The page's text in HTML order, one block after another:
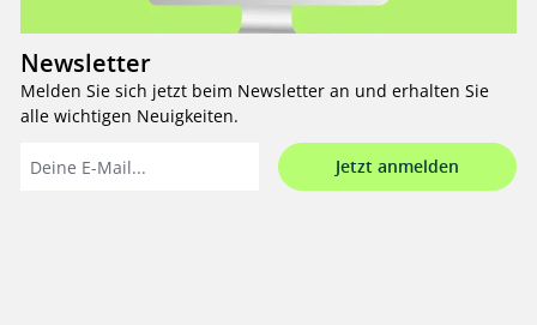
Newsletter
Melden Sie sich jetzt beim Newsletter an und erhalten Sie
alle wichtigen Neuigkeiten.
Jetzt anmelden